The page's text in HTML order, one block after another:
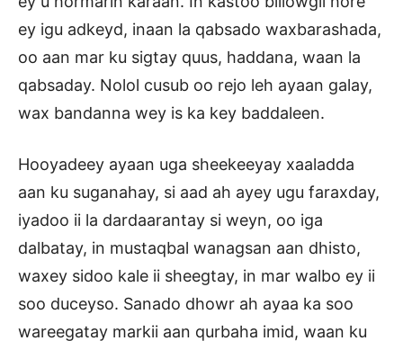
ey igu adkeyd, inaan la qabsado waxbarashada,
oo aan mar ku sigtay quus, haddana, waan la
qabsaday. Nolol cusub oo rejo leh ayaan galay,
wax bandanna wey is ka key baddaleen.
Hooyadeey ayaan uga sheekeeyay xaaladda
aan ku suganahay, si aad ah ayey ugu faraxday,
iyadoo ii la dardaarantay si weyn, oo iga
dalbatay, in mustaqbal wanagsan aan dhisto,
waxey sidoo kale ii sheegtay, in mar walbo ey ii
soo duceyso. Sanado dhowr ah ayaa ka soo
wareegatay markii aan qurbaha imid, waan ku